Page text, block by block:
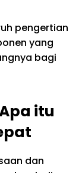
pengertian
yang
bagi
itu
dan